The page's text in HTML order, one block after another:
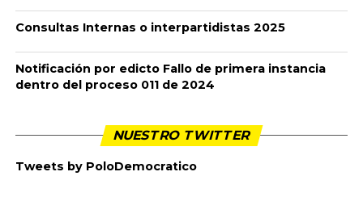
¿Qué nos sugieren la diversidad de expresiones, lugares
y contextos entretejidos en el manto común de la
defensa solidaria de la vida en un país como Colombia?
De múltiples formas, las expresiones de resistencia,
capitales y cabeceras municipales del territorio nacional
durante todo este tiempo, con el 80% de respaldo de la
población colombiana, he aquí su primer triunfo. Aquí y